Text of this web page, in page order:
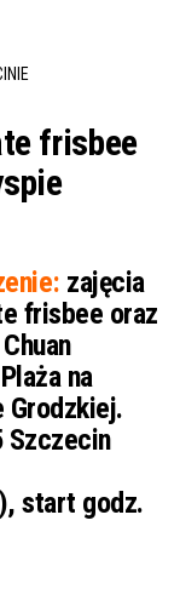
frisbee
zajęcia
frisbee oraz
Plaża na
Grodzkiej.
Szczecin
start godz.